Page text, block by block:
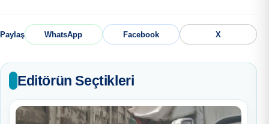
Paylaş WhatsApp Facebook X
Editörün Seçtikleri